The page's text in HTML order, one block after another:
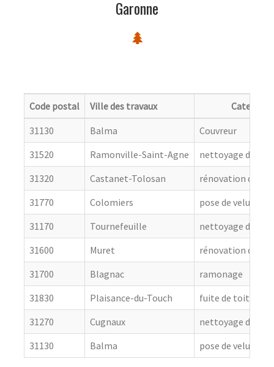
Garonne
Code postal Ville des travaux
Categorie
31130
Balma
Couvreur
31520
Ramonville-Saint-Agne
nettoyage de
31320
Castanet-Tolosan
rénovation de
31770
Colomiers
pose de velux
31170
Tournefeuille
nettoyage de
31600
Muret
rénovation de
31700
Blagnac
ramonage
31830
Plaisance-du-Touch
fuite de toiture
31270
Cugnaux
nettoyage de
31130
Balma pose de velux